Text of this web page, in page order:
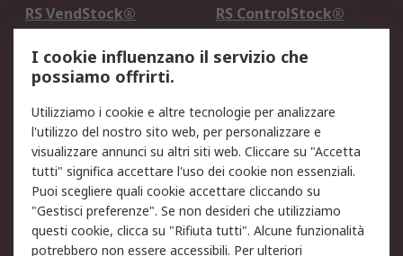
RS VendStock®
RS ControlStock®
Legale
Informativa Cookie
Informativa Privacy -
Aggiornata
Email Security
Termini d'uso
Condizioni di vendita
Condizioni generali di
servizio
Etica e responsabilità
I cookie influenzano il servizio che
possiamo offrirti.
Utilizziamo i cookie e altre tecnologie per analizzare
l'utilizzo del nostro sito web, per personalizzare e
visualizzare annunci su altri siti web. Cliccare su "Accetta
tutti" significa accettare l'uso dei cookie non essenziali.
Puoi scegliere quali cookie accettare cliccando su
"Gestisci preferenze". Se non desideri che utilizziamo
questi cookie, clicca su "Rifiuta tutti". Alcune funzionalità
potrebbero non essere accessibili. Per ulteriori